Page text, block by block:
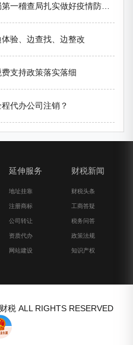
稽查局扎实做好疫情防控工作
验、边查找、边整改
支持政策落实落细
代办公司注销？
延伸服务
地址挂靠
注册商标
公司转让
资质代办
网站建设
财税新闻
财税头条
工商答疑
税务问答
政策法规
知识产权
税 ALL RIGHTS RESERVED